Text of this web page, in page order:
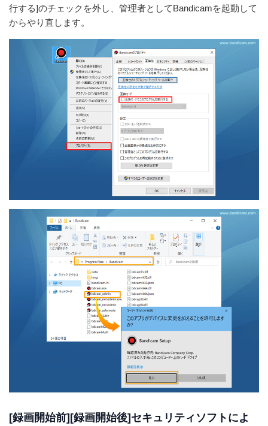
行する]のチェックを外し、管理者としてBandicamを起動して
からやり直します。
[録画開始前][録画開始後]セキュリティソフトによ